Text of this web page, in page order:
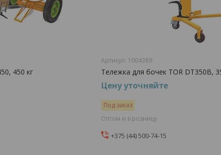
450 кг
1004389
Тележка для бочек TOR DT350B,
Цену уточняйте
Под заказ
Оптом и в розницу
+375 (44) 500-74-15